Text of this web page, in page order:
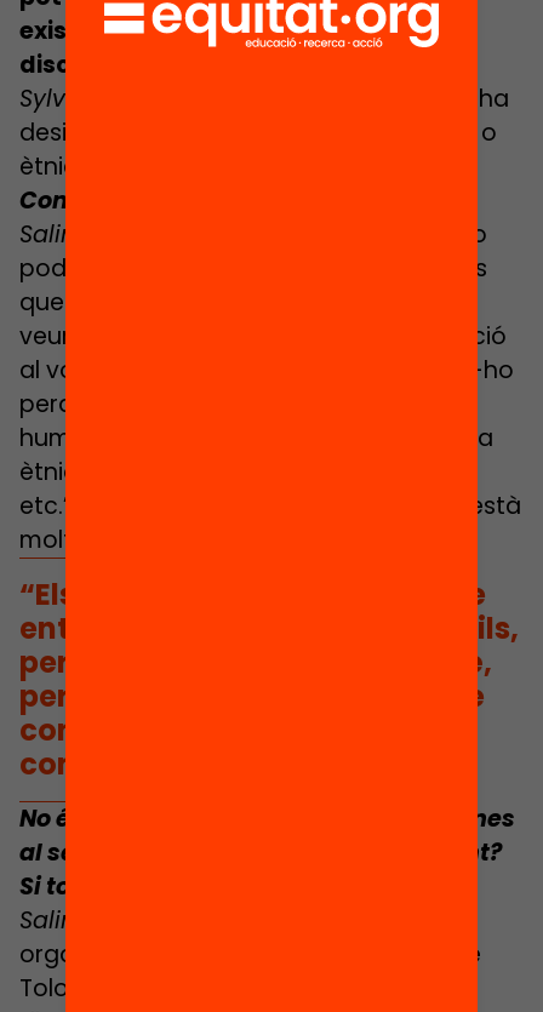
existeixin ni la segregació ni la
discriminació.
Sylvaine:
És així. Podem admetre que hi ha
desigualtats, però no per l’origen social o
ètnic.
Com que tenim els drets humans, oi?
Salima
: I no podem fer estadístiques. No
podem comptar el nombre de persones
que venen de tal país a tal escola, per
veure si això mostra una clara segregació
al voltant de l’ètnia. No tenim dret a fer-ho
perquè l’Estat et diu “per a mi, un ésser
humà és tot el mateix i jo no miro la seva
ètnia, el seu origen, el seu entorn social,
etc.” Així, aquest principi universal, que està
molt bé, es converteix en un obstacle.
“Els pares rics volen quedar-se
entre ells per estar més tranquils,
però les famílies pobres també,
perquè estan a la seva zona de
confort i sortir-ne és molt
complicat”
No és cert que la proximitat dels alumnes
al seu centre escolar és molt important?
Si tots els nens d’un barri són pobres…
Salima
organitzat. Hi ha experiències com la de
Tolosa, que ens demostren que la